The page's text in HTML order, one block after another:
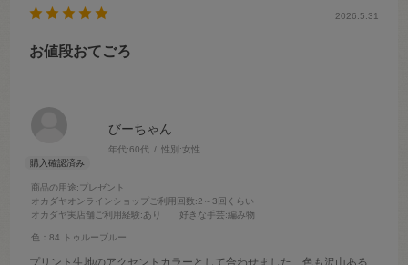
びーちゃん
年代:60代 性別:女性
商品の用途:プレゼント
オカダヤオンラインショップご利用回数:2～3回くらい
オカダヤ実店舗ご利用経験:あり 好きな手芸:編み物
色：84.トゥルーブルー
2026.5.31
お値段おてごろ
プリント生地のアクセントカラーとして合わせました 色も沢山ある